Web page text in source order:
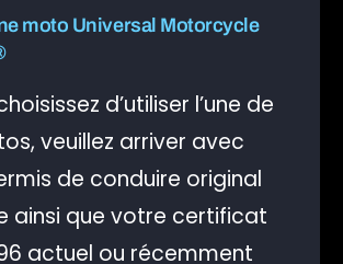
moto Universal Motorcycle
d’utiliser l’une de
veuillez arriver avec
de conduire original
ainsi que votre certificat
actuel ou récemment